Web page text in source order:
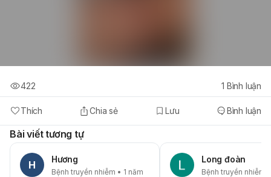
Thích Chia sẻ Lưu Bình luận
422 1 Bình luận
Bài viết tương tự
H Hương
Bệnh truyền nhiễm • 1 năm
Long đoàn
Bệnh truyền nhiễm